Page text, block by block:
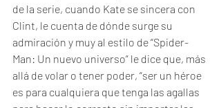
de la serie, cuando Kate se sincera con
Clint, le cuenta de dónde surge su
admiración y muy al estilo de “Spider-
Man: Un nuevo universo” le dice que, más
allá de volar o tener poder, “ser un héroe
es para cualquiera que tenga las agallas